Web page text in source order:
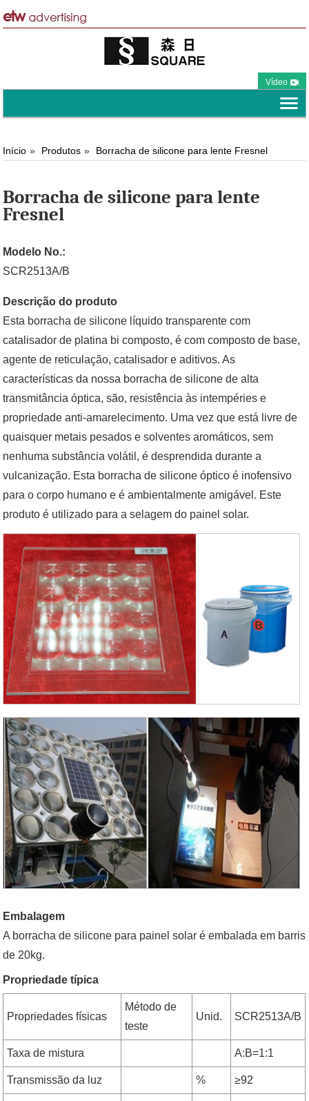
Vídeo
Início Produtos Borracha de silicone para lente Fresnel
Borracha de silicone para lente
Fresnel
Modelo No.:
SCR2513A/B
Descrição do produto
Esta borracha de silicone líquido transparente com
catalisador de platina bi composto, é com composto de base,
agente de reticulação, catalisador e aditivos. As
características da nossa borracha de silicone de alta
transmitância óptica, são, resistência às intempéries e
propriedade anti-amarelecimento. Uma vez que está livre de
quaisquer metais pesados e solventes aromáticos, sem
nenhuma substância volátil, é desprendida durante a
vulcanização. Esta borracha de silicone óptico é inofensivo
para o corpo humano e é ambientalmente amigável. Este
produto é utilizado para a selagem do painel solar.
Embalagem
A borracha de silicone para painel solar é embalada em barris
de 20kg.
Propriedade típica
Propriedades físicas
Método de
teste
Unid. SCR2513A/B
Taxa de mistura A:B=1:1
Transmissão da luz % ≥92